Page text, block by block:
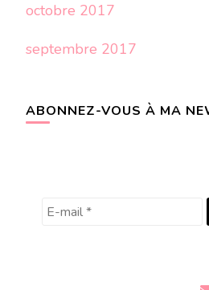
octobre 2017
septembre 2017
ABONNEZ-VOUS À MA